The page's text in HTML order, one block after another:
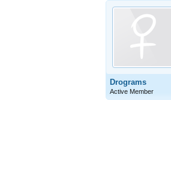
Drograms
Active Member